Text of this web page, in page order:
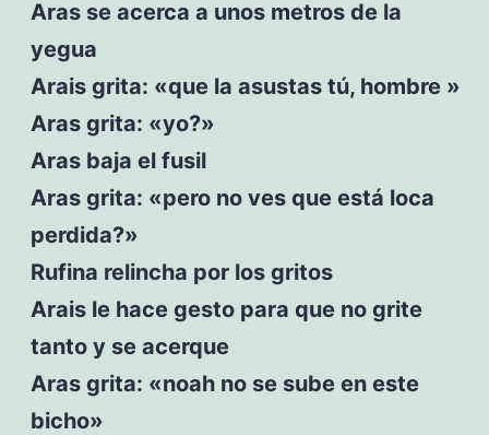
Aras se acerca a unos metros de la
yegua
Arais grita: «que la asustas tú, hombre »
Aras grita: «yo?»
Aras baja el fusil
Aras grita: «pero no ves que está loca
perdida?»
Rufina relincha por los gritos
Arais le hace gesto para que no grite
tanto y se acerque
Aras grita: «noah no se sube en este
bicho»